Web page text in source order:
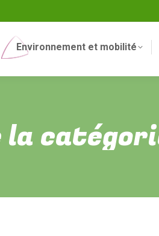
Environnement et mobilité